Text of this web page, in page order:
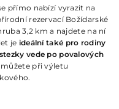
přímo nabízí vyrazit na
rezervací Božídarské
3,2 km a najdete na ní
je ideální také pro rodiny
vede po povalových
při výletu